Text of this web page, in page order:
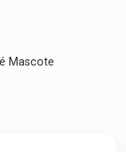
Mascote